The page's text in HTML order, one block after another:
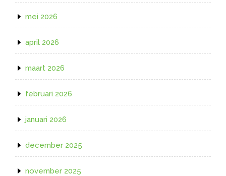
mei 2026
april 2026
maart 2026
februari 2026
januari 2026
december 2025
november 2025